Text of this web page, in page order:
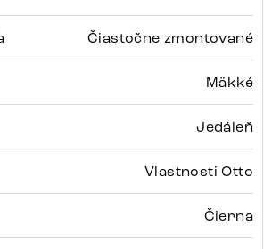
Čiastočne zmontované
Mäkké
Jedáleň
Vlastnosti Otto
Čierna